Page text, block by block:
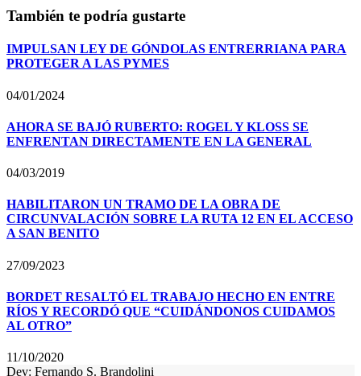
También te podría gustarte
IMPULSAN LEY DE GÓNDOLAS ENTRERRIANA PARA
PROTEGER A LAS PYMES
04/01/2024
AHORA SE BAJÓ RUBERTO: ROGEL Y KLOSS SE
ENFRENTAN DIRECTAMENTE EN LA GENERAL
04/03/2019
HABILITARON UN TRAMO DE LA OBRA DE
CIRCUNVALACIÓN SOBRE LA RUTA 12 EN EL ACCESO
A SAN BENITO
27/09/2023
BORDET RESALTÓ EL TRABAJO HECHO EN ENTRE
RÍOS Y RECORDÓ QUE “CUIDÁNDONOS CUIDAMOS
AL OTRO”
11/10/2020
Dev: Fernando S. Brandolini